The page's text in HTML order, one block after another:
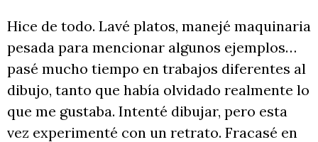
Hice de todo. Lavé platos, manejé maquinaria
pesada para mencionar algunos ejemplos…
pasé mucho tiempo en trabajos diferentes al
dibujo, tanto que había olvidado realmente lo
que me gustaba. Intenté dibujar, pero esta
vez experimenté con un retrato. Fracasé en